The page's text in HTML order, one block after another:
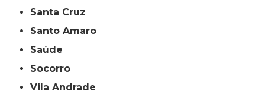
Santa Cruz
Santo Amaro
Saúde
Socorro
Vila Andrade